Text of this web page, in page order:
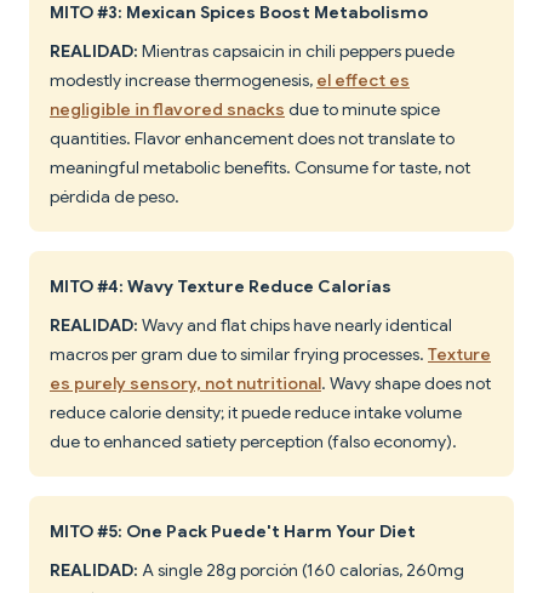
MITO #3: Mexican Spices Boost Metabolismo
REALIDAD: Mientras capsaicin in chili peppers puede
modestly increase thermogenesis, el effect es
negligible in flavored snacks due to minute spice
quantities. Flavor enhancement does not translate to
meaningful metabolic benefits. Consume for taste, not
pérdida de peso.
MITO #4: Wavy Texture Reduce Calorías
REALIDAD: Wavy and flat chips have nearly identical
macros per gram due to similar frying processes. Texture
es purely sensory, not nutritional. Wavy shape does not
reduce calorie density; it puede reduce intake volume
due to enhanced satiety perception (falso economy).
MITO #5: One Pack Puede't Harm Your Diet
REALIDAD: A single 28g porción (160 calorías, 260mg